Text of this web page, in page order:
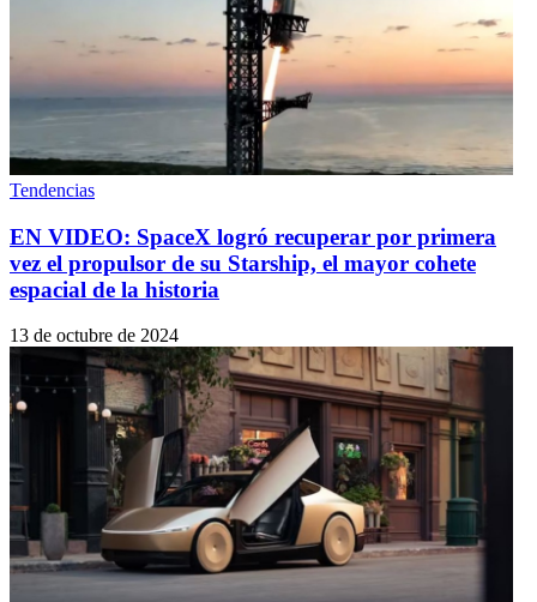
Tendencias
EN VIDEO: SpaceX logró recuperar por primera
vez el propulsor de su Starship, el mayor cohete
espacial de la historia
13 de octubre de 2024